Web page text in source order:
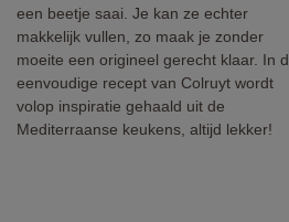
een beetje saai. Je kan ze echter
makkelijk vullen, zo maak je zonder
moeite een origineel gerecht klaar. In
eenvoudige recept van Colruyt wordt
volop inspiratie gehaald uit de
Mediterraanse keukens, altijd lekker!